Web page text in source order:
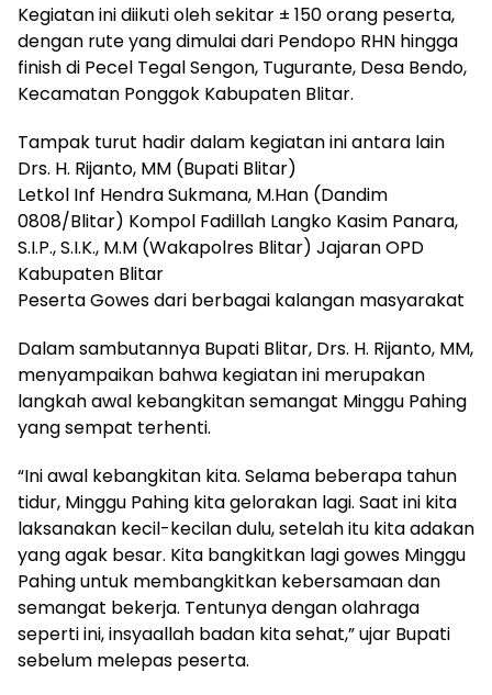
Kegiatan ini diikuti oleh sekitar ± 150 orang peserta,
dengan rute yang dimulai dari Pendopo RHN hingga
finish di Pecel Tegal Sengon, Tugurante, Desa Bendo,
Kecamatan Ponggok Kabupaten Blitar.
Tampak turut hadir dalam kegiatan ini antara lain
Drs. H. Rijanto, MM (Bupati Blitar)
Letkol Inf Hendra Sukmana, M.Han (Dandim
0808/Blitar) Kompol Fadillah Langko Kasim Panara,
S.I.P., S.I.K., M.M (Wakapolres Blitar) Jajaran OPD
Kabupaten Blitar
Peserta Gowes dari berbagai kalangan masyarakat
Dalam sambutannya Bupati Blitar, Drs. H. Rijanto, MM,
menyampaikan bahwa kegiatan ini merupakan
langkah awal kebangkitan semangat Minggu Pahing
yang sempat terhenti.
“Ini awal kebangkitan kita. Selama beberapa tahun
tidur, Minggu Pahing kita gelorakan lagi. Saat ini kita
laksanakan kecil-kecilan dulu, setelah itu kita adakan
yang agak besar. Kita bangkitkan lagi gowes Minggu
Pahing untuk membangkitkan kebersamaan dan
semangat bekerja. Tentunya dengan olahraga
seperti ini, insyaallah badan kita sehat,” ujar Bupati
sebelum melepas peserta.